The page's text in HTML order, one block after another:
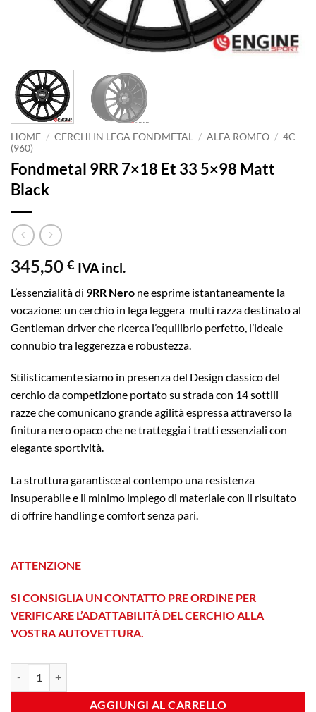
HOME / CERCHI IN LEGA FONDMETAL / ALFA ROMEO / 4C
(960)
Fondmetal 9RR 7×18 Et 33 5×98 Matt
Black
345,50 € IVA incl.
L’essenzialità di 9RR Nero ne esprime istantaneamente la
vocazione: un cerchio in lega leggera multi razza destinato al
Gentleman driver che ricerca l’equilibrio perfetto, l’ideale
connubio tra leggerezza e robustezza.
Stilisticamente siamo in presenza del Design classico del
cerchio da competizione portato su strada con 14 sottili
razze che comunicano grande agilità espressa attraverso la
finitura nero opaco che ne tratteggia i tratti essenziali con
elegante sportività.
La struttura garantisce al contempo una resistenza
insuperabile e il minimo impiego di materiale con il risultato
di offrire handling e comfort senza pari.
ATTENZIONE
SI CONSIGLIA UN CONTATTO PRE ORDINE PER
VERIFICARE L’ADATTABILITÀ DEL CERCHIO ALLA
VOSTRA AUTOVETTURA.
AGGIUNGI AL CARRELLO